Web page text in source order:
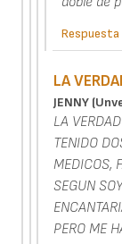
Respuesta
LA
JENNY
LA
TENIDO
MEDICOS,
SEGUN
PERO ME